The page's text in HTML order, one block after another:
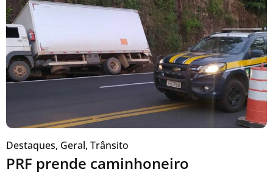
Destaques, Geral, Trânsito
PRF prende caminhoneiro